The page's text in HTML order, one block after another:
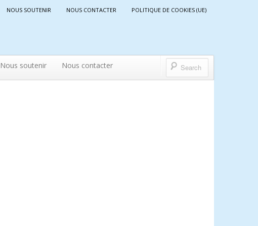
NOUS SOUTENIR NOUS CONTACTER POLITIQUE DE COOKIES (UE)
Nous soutenir Nous contacter